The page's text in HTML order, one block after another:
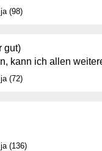
ja (98)
gut)
kann ich allen
ja (72)
ja (136)